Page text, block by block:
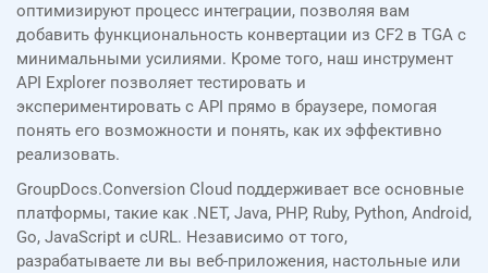
оптимизируют процесс интеграции, позволяя вам
добавить функциональность конвертации из CF2 в TGA с
минимальными усилиями. Кроме того, наш инструмент
API Explorer позволяет тестировать и
экспериментировать с API прямо в браузере, помогая
понять его возможности и понять, как их эффективно
реализовать.
GroupDocs.Conversion Cloud поддерживает все основные
платформы, такие как .NET, Java, PHP, Ruby, Python, Android,
Go, JavaScript и cURL. Независимо от того,
разрабатываете ли вы веб-приложения, настольные или